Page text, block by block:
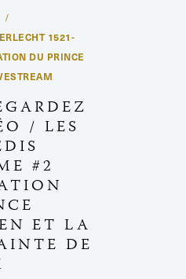
1521-
DU PRINCE
/ LES
#2
ET LA
DE